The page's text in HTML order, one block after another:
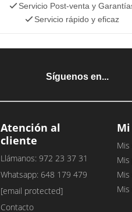
Servicio Post-venta y
Servicio rápido y eficaz
Síguenos en...
Atención al
cliente
Llámanos: 972 23 37 31
Whatsapp: 648 179 479
[email protected]
Contacto
Mis
Mis